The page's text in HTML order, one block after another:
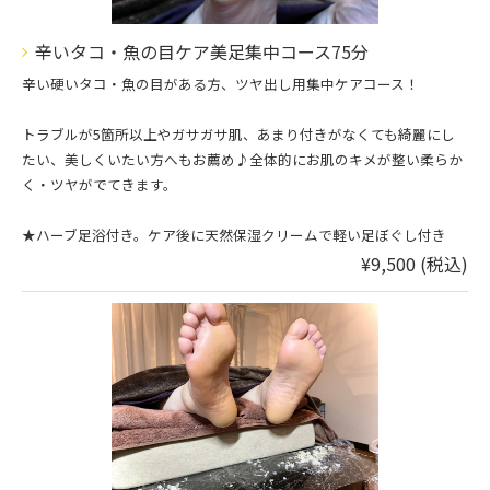
辛いタコ・魚の目ケア美足集中コース75分
辛い硬いタコ・魚の目がある方、ツヤ出し用集中ケアコース！
トラブルが5箇所以上やガサガサ肌、あまり付きがなくても綺麗にし
たい、美しくいたい方へもお薦め♪全体的にお肌のキメが整い柔らか
く・ツヤがでてきます。
★ハーブ足浴付き。ケア後に天然保湿クリームで軽い足ぼぐし付き
¥9,500 (税込)